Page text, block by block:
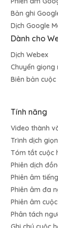
Bản ghi
Dịch Google
Dành cho
Dịch Webex
Chuyển
Biên bản
Tính năng
Video thành
Trình dịch
Tóm tắt cuộc
Phiên dịch
Phiên âm
Phiên âm đa
Phiên âm
Phân tách